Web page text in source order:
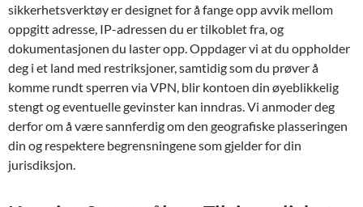
sikkerhetsverktøy er designet for å fange opp avvik mellom
oppgitt adresse, IP-adressen du er tilkoblet fra, og
dokumentasjonen du laster opp. Oppdager vi at du oppholder
deg i et land med restriksjoner, samtidig som du prøver å
komme rundt sperren via VPN, blir kontoen din øyeblikkelig
stengt og eventuelle gevinster kan inndras. Vi anmoder deg
derfor om å være sannferdig om den geografiske plasseringen
din og respektere begrensningene som gjelder for din
jurisdiksjon.